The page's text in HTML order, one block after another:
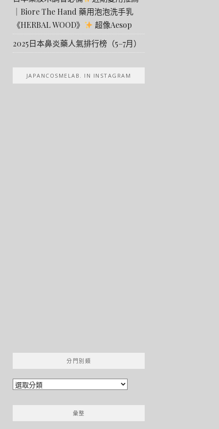
｜Biore The Hand 藥用泡泡洗手乳
《HERBAL WOOD》
超像Aesop
2025日本鼻炎藥人氣排行榜（5–7月）
JAPANCOSMELAB. IN INSTAGRAM
分門別類
分
別
彙整